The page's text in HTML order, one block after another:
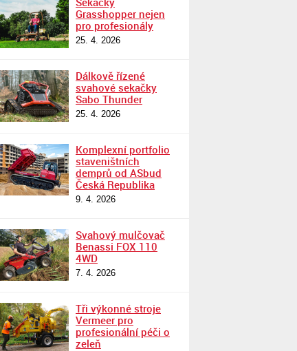
Grasshopper nejen
pro profesionály
25. 4. 2026
Dálkově řízené
svahové sekačky
Sabo Thunder
25. 4. 2026
Komplexní portfolio
staveništních
demprů od ASbud
Česká Republika
9. 4. 2026
Svahový mulčovač
Benassi FOX 110
4WD
7. 4. 2026
Tři výkonné stroje
Vermeer pro
profesionální péči o
zeleň